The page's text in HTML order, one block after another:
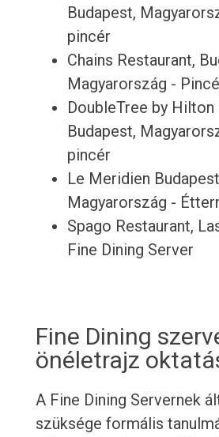
Budapest,
pincér
Chains Restaurant,
Magyarország -
DoubleTree by
Budapest,
pincér
Le Meridien
Magyarország -
Spago Restaurant,
Fine Dining Server
Fine Dining
önéletrajz
A Fine Dining Servernek
szüksége formális